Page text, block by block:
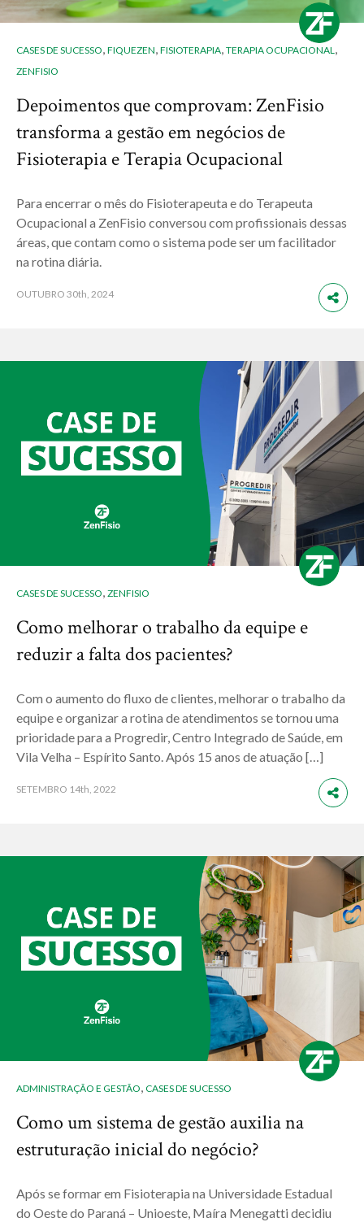
CASES DE SUCESSO, FIQUEZEN, FISIOTERAPIA, TERAPIA OCUPACIONAL,
ZENFISIO
Depoimentos que comprovam: ZenFisio
transforma a gestão em negócios de
Fisioterapia e Terapia Ocupacional
Para encerrar o mês do Fisioterapeuta e do Terapeuta
Ocupacional a ZenFisio conversou com profissionais dessas
áreas, que contam como o sistema pode ser um facilitador
na rotina diária.
OUTUBRO 30th, 2024
CASES DE SUCESSO, ZENFISIO
Como melhorar o trabalho da equipe e
reduzir a falta dos pacientes?
Com o aumento do fluxo de clientes, melhorar o trabalho da
equipe e organizar a rotina de atendimentos se tornou uma
prioridade para a Progredir, Centro Integrado de Saúde, em
Vila Velha – Espírito Santo. Após 15 anos de atuação […]
SETEMBRO 14th, 2022
ADMINISTRAÇÃO E GESTÃO, CASES DE SUCESSO
Como um sistema de gestão auxilia na
estruturação inicial do negócio?
Após se formar em Fisioterapia na Universidade Estadual
do Oeste do Paraná – Unioeste, Maíra Menegatti decidiu